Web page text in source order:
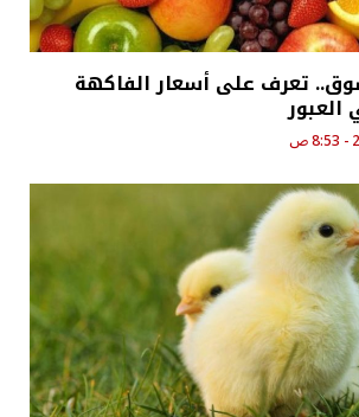
تعرف على أسعار الفاكهة
العبور